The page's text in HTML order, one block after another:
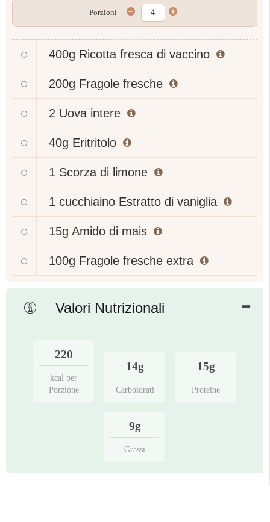
Porzioni
400g Ricotta fresca di vaccino
200g Fragole fresche
2 Uova intere
40g Eritritolo
1 Scorza di limone
1 cucchiaino Estratto di vaniglia
15g Amido di mais
100g Fragole fresche extra
Valori Nutrizionali
220
kcal per
Porzione
14g
Carboidrati
15g
Proteine
9g
Grassi